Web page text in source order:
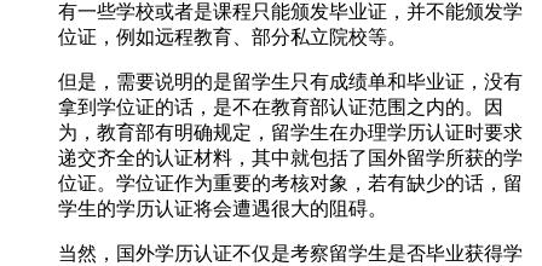
有一些学校或者是课程只能颁发毕业证，并不能颁发学
位证，例如远程教育、部分私立院校等。
但是，需要说明的是留学生只有成绩单和毕业证，没有
拿到学位证的话，是不在教育部认证范围之内的。因
为，教育部有明确规定，留学生在办理学历认证时要求
递交齐全的认证材料，其中就包括了国外留学所获的学
位证。学位证作为重要的考核对象，若有缺少的话，留
学生的学历认证将会遭遇很大的阻碍。
当然，国外学历认证不仅是考察留学生是否毕业获得学